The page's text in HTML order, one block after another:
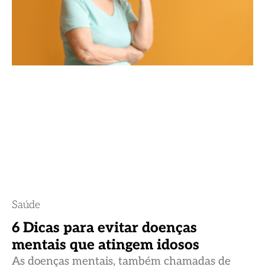
Saúde
6 Dicas para evitar doenças
mentais que atingem idosos
As doenças mentais, também chamadas de